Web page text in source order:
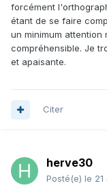
forcément
étant de se faire
un minimum
compréhensible. Je
et apaisante.
Citer
herve30
Posté(e) le 21